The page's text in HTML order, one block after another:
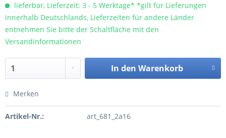
lieferbar, Lieferzeit: 3 - 5 Werktage* *gilt für Lieferungen
innerhalb Deutschlands, Lieferzeiten für andere Länder
entnehmen Sie bitte der Schaltfläche mit den
Versandinformationen
In den Warenkorb
Merken
Artikel-Nr.: art_681_2a16